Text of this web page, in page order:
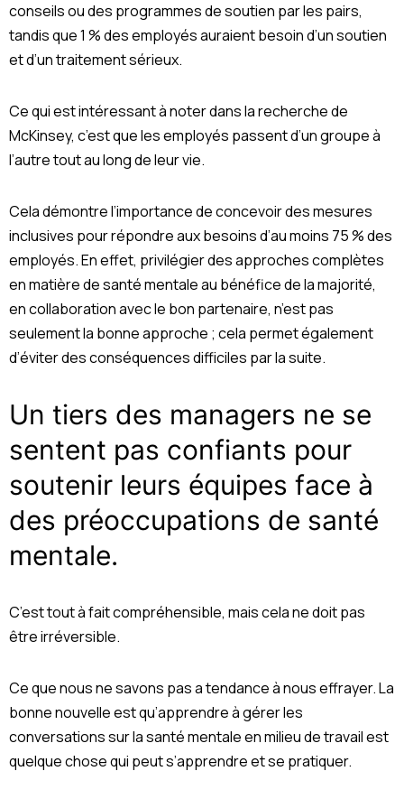
conseils ou des programmes de soutien par les pairs,
tandis que 1 % des employés auraient besoin d’un soutien
et d’un traitement sérieux.
Ce qui est intéressant à noter dans la recherche de
McKinsey, c’est que les employés passent d’un groupe à
l’autre tout au long de leur vie.
Cela démontre l’importance de concevoir des mesures
inclusives pour répondre aux besoins d’au moins 75 % des
employés. En effet, privilégier des approches complètes
en matière de santé mentale au bénéfice de la majorité,
en collaboration avec le bon partenaire, n’est pas
seulement la bonne approche ; cela permet également
d’éviter des conséquences difficiles par la suite.
Un tiers des managers ne se
sentent pas confiants pour
soutenir leurs équipes face à
des préoccupations de santé
mentale.
C’est tout à fait compréhensible, mais cela ne doit pas
être irréversible.
Ce que nous ne savons pas a tendance à nous effrayer. La
bonne nouvelle est qu’apprendre à gérer les
conversations sur la santé mentale en milieu de travail est
quelque chose qui peut s’apprendre et se pratiquer.